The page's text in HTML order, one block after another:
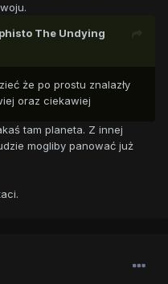
The Undying
że po prostu znalazły
oraz ciekawiej
tam planeta. Z innej
mogliby panować już